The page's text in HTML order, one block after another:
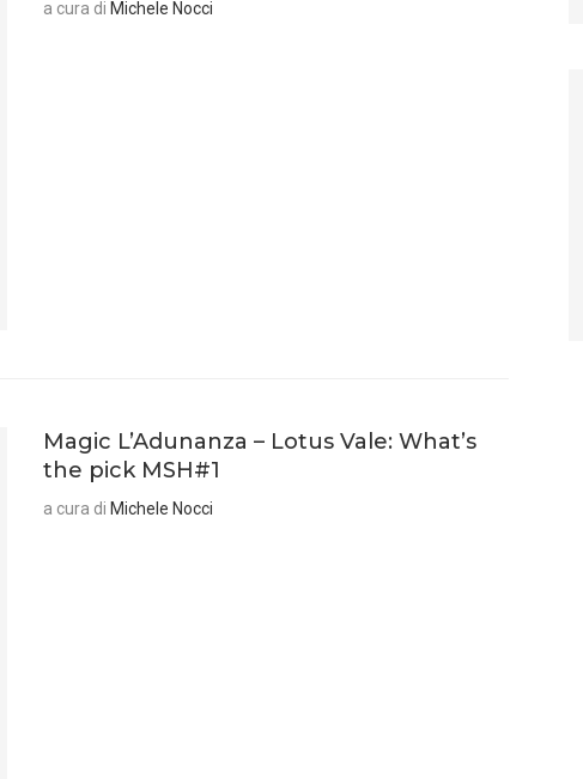
a cura di Michele Nocci
Magic L’Adunanza – Lotus Vale: What’s
the pick MSH#1
a cura di Michele Nocci